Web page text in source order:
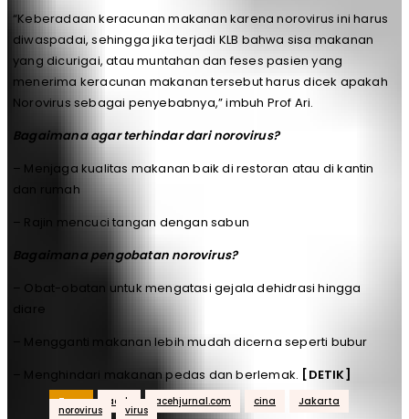
“Keberadaan keracunan makanan karena norovirus ini harus
diwaspadai, sehingga jika terjadi KLB bahwa sisa makanan
yang dicurigai, atau muntahan dan feses pasien yang
menerima keracunan makanan tersebut harus dicek apakah
Norovirus sebagai penyebabnya,” imbuh Prof Ari.
Bagaimana agar terhindar dari norovirus?
– Menjaga kualitas makanan baik di restoran atau di kantin
dan rumah
– Rajin mencuci tangan dengan sabun
Bagaimana pengobatan norovirus?
– Obat-obatan untuk mengatasi gejala dehidrasi hingga
diare
– Mengganti makanan lebih mudah dicerna seperti bubur
– Menghindari makanan pedas dan berlemak. [DETIK]
Tags aceh acehjurnal.com cina Jakarta
norovirus virus